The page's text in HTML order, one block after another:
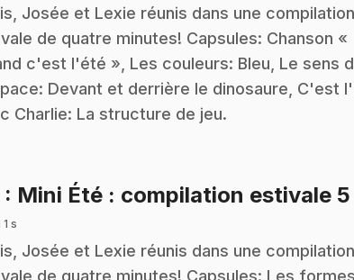
Josée et Lexie réunis dans une compilation
de quatre minutes! Capsules: Chanson «
c'est l'été », Les couleurs: Bleu, Le sens
Devant et derrière le dinosaure, C'est
Charlie: La structure de jeu.
: Mini Été : compilation estivale 5
s
Josée et Lexie réunis dans une compilation